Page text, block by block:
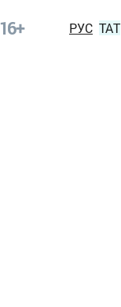
16+ РУС ТАТ